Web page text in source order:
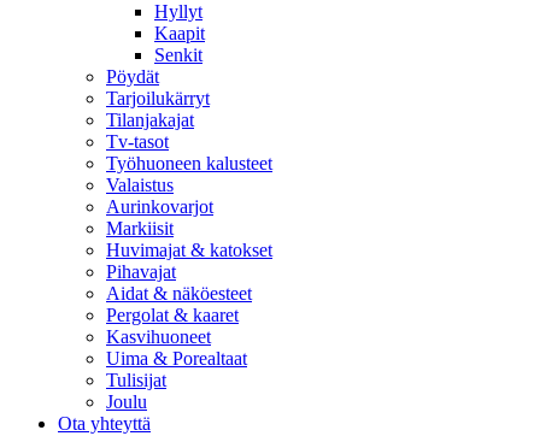
Hyllyt
Kaapit
Senkit
Pöydät
Tarjoilukärryt
Tilanjakajat
Tv-tasot
Työhuoneen kalusteet
Valaistus
Aurinkovarjot
Markiisit
Huvimajat & katokset
Pihavajat
Aidat & näköesteet
Pergolat & kaaret
Kasvihuoneet
Uima & Porealtaat
Tulisijat
Joulu
Ota yhteyttä